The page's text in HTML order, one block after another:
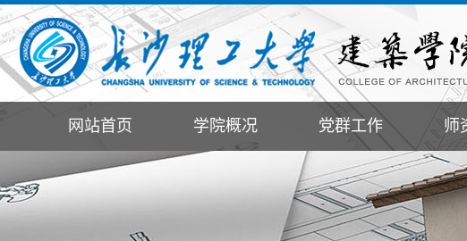
网站首页 学院概况 党群工作 师